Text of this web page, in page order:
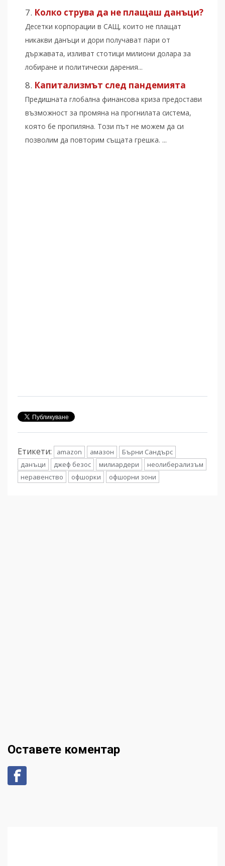
Колко струва да не плащаш данъци?
Десетки корпорации в САЩ, които не плащат
никакви данъци и дори получават пари от
държавата, изливат стотици милиони долара за
лобиране и политически дарения...
Капитализмът след пандемията
Предишната глобална финансова криза предостави
възможност за промяна на прогнилата система,
която бе пропиляна. Този път не можем да си
позволим да повторим същата грешка. ...
Етикети: amazon амазон
Бърни Сандърс
данъци
джеф безос милиардери
неолиберализъм
неравенство
офшорки офшорни зони
Оставете коментар